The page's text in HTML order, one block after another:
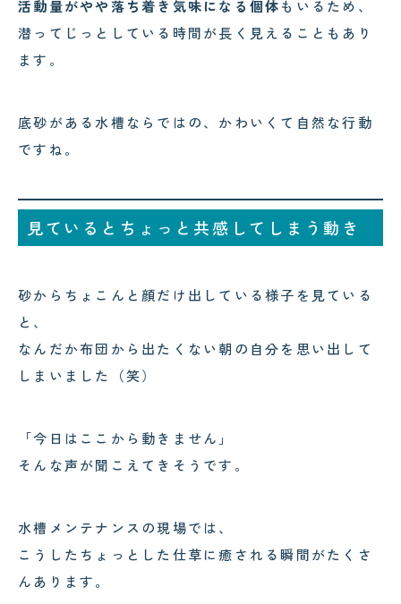
活動量がやや落ち着き気味になる個体もいるため、
潜ってじっとしている時間が長く見えることもあり
ます。
底砂がある水槽ならではの、かわいくて自然な行動
ですね。
見ているとちょっと共感してしまう動き
砂からちょこんと顔だけ出している様子を見ている
と、
なんだか布団から出たくない朝の自分を思い出して
しまいました（笑）
「今日はここから動きません」
そんな声が聞こえてきそうです。
水槽メンテナンスの現場では、
こうしたちょっとした仕草に癒される瞬間がたくさ
んあります。